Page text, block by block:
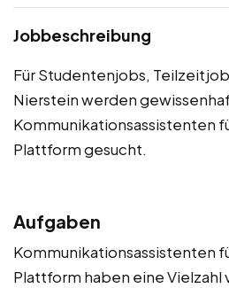
Jobbeschreibung
Für Studentenjobs,
Nierstein werden
Kommunikationsassistenten
Plattform gesucht.
Aufgaben
Kommunikationsassistenten
Plattform haben eine Vielzahl